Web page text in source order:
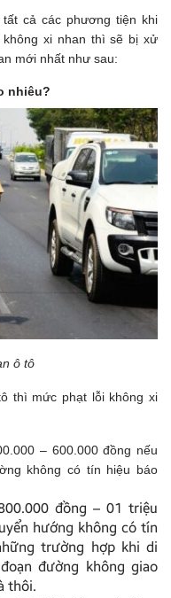
cả các phương tiện khi
xi nhan thì sẽ bị xử
mới nhất như sau:
nhiêu?
ô tô
thì mức phạt lỗi không xi
– 600.000 đồng nếu
không có tín hiệu báo
đồng – 01 triệu
hướng không có tín
trường hợp khi di
đường không giao
thôi.